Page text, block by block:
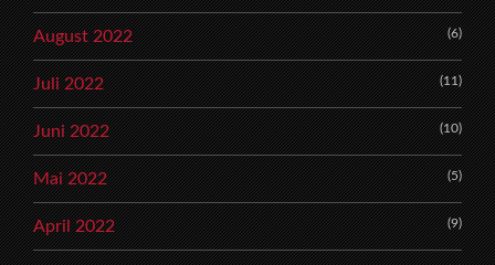
August 2022 (6)
Juli 2022 (11)
Juni 2022 (10)
Mai 2022 (5)
April 2022 (9)